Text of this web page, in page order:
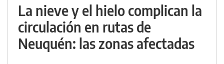
La nieve y el hielo complican la
circulación en rutas de
Neuquén: las zonas afectadas